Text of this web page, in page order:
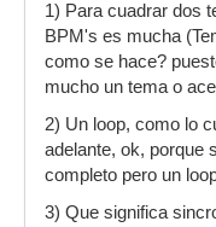
1) Para cuadrar dos
BPM's es mucha
como se hace?
mucho un tema o
2) Un loop, como lo
adelante, ok, porque
completo pero un
3) Que significa